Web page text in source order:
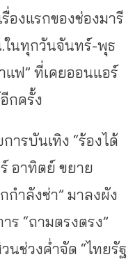
รื่องแรกของช่องมารี
.ในทุกวันจันทร์-พุธ
ฟ” ที่เคยออนแอร์
กครั้ง
ารบันเทิง “ร้องได้
อาทิตย์ ขยาย
กำลังซ่า” มาลงผัง
ร “ถามตรงตรง”
นช่วงค่ำจัด “ไทยรัฐ